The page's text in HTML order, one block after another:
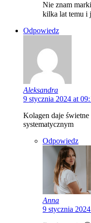
Nie znam
kilka lat temu i
Odpowiedz
Aleksandra
9 stycznia 2024 at
Kolagen daje
systematycznym
Odpowiedz
Anna
9 stycznia